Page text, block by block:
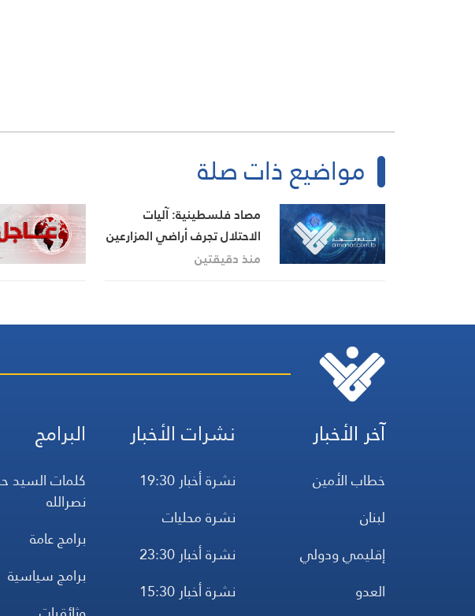
مواضيع ذات صلة
مصاد فلسطينية: آليات
الاحتلال تجرف أراضي المزارعين
في بلدة زبوبا غرب جنين
منذ دقيقتين
آخر الأخبار
خطاب الأمين
لبنان
إقليمي ودولي
العدو
نشرات الأخبار
نشرة أخبار 19:30
نشرة محليات
نشرة أخبار 23:30
نشرة أخبار 15:30
البرامج
كلمات
نصرالله
برامج عامة
برامج سياسية